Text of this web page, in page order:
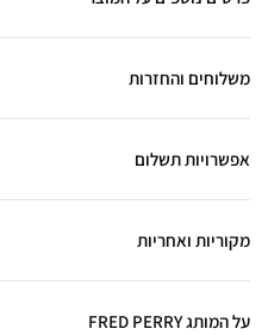
משלוחים והחזרות
אפשרויות תשלום
מקוריות ואחריות
על המותג FRED PERRY